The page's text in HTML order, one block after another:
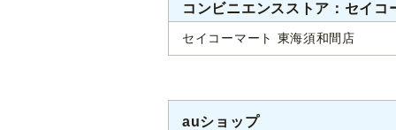
コンビニエンスストア：セイコ
セイコーマート 東海須和間店
auショップ